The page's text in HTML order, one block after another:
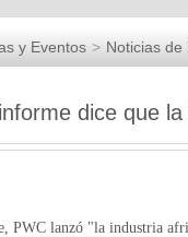
y Eventos Noticias de
dice que
PWC lanzó "la industria